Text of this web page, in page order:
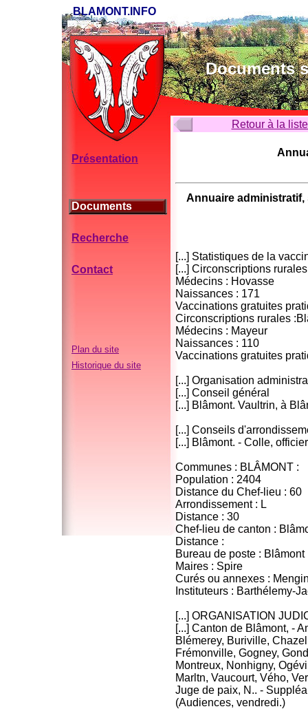
BLAMONT.INFO
Documents
Présentation
Documents
Recherche
Contact
Plan du site
Historique du site
Retour à la
Annuaire
[...] Statistiques de la
[...] Circonscriptions
Médecins : Hovasse
Naissances : 171
Vaccinations gratuites
Circonscriptions rurales
Médecins : Mayeur
Naissances : 110
Vaccinations gratuites
[...] Organisation
[...] Conseil général
[...] Blâmont. Vaultrin, à
[...] Conseils
[...] Blâmont. - Colle,
Communes : BLÂMONT :
Population : 2404
Distance du Chef-lieu : 60
Arrondissement : L
Distance : 30
Chef-lieu de canton :
Distance :
Bureau de poste : Blâmont
Maires : Spire
Curés ou annexes :
Instituteurs : Barthélemy-
[...] ORGANISATION
[...] Canton de Blâmont, -
Blémerey, Buriville,
Frémonville, Gogney,
Montreux, Nonhigny,
Marltn, Vaucourt, Vého,
Juge de paix, N.. -
(Audiences, vendredi.)